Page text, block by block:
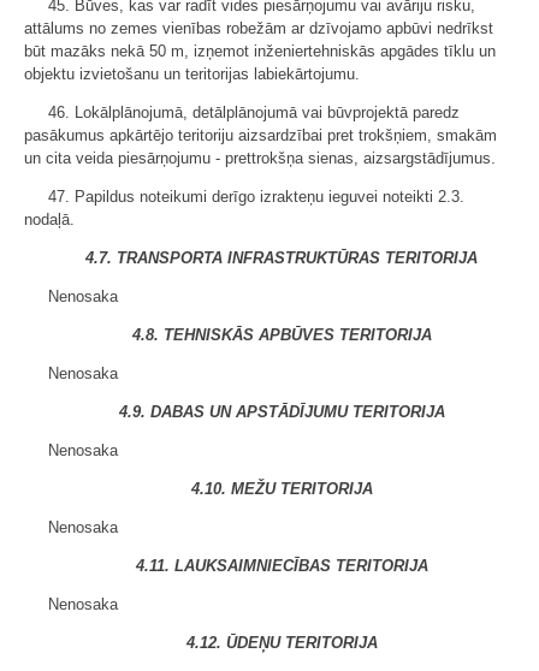
45. Būves, kas var radīt vides piesārņojumu vai avāriju risku,
attālums no zemes vienības robežām ar dzīvojamo apbūvi nedrīkst
būt mazāks nekā 50 m, izņemot inženiertehniskās apgādes tīklu un
objektu izvietošanu un teritorijas labiekārtojumu.
46. Lokālplānojumā, detālplānojumā vai būvprojektā paredz
pasākumus apkārtējo teritoriju aizsardzībai pret trokšņiem, smakām
un cita veida piesārņojumu - prettrokšņa sienas, aizsargstādījumus.
47. Papildus noteikumi derīgo izrakteņu ieguvei noteikti 2.3.
nodaļā.
4.7. TRANSPORTA INFRASTRUKTŪRAS TERITORIJA
Nenosaka
4.8. TEHNISKĀS APBŪVES TERITORIJA
Nenosaka
4.9. DABAS UN APSTĀDĪJUMU TERITORIJA
Nenosaka
4.10. MEŽU TERITORIJA
Nenosaka
4.11. LAUKSAIMNIECĪBAS TERITORIJA
Nenosaka
4.12. ŪDEŅU TERITORIJA